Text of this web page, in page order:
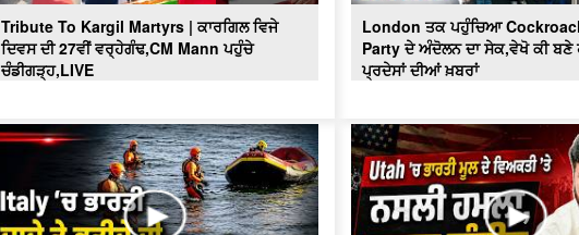
Tribute To Kargil Martyrs | ਕਾਰਗਿਲ ਵਿਜੇ
ਦਿਵਸ ਦੀ 27ਵੀਂ ਵਰ੍ਹੇਗੰਢ,CM Mann ਪਹੁੰਚੇ
ਚੰਡੀਗੜ੍ਹ,LIVE
London ਤਕ ਪਹੁੰਚਿਆ
Party ਦੇ ਅੰਦੋਲਨ ਦਾ ਸੇਕ,ਵੇਖੋ ਕੀ ਬਣੇ
ਪ੍ਰਦੇਸਾਂ ਦੀਆਂ ਖ਼ਬਰਾਂ